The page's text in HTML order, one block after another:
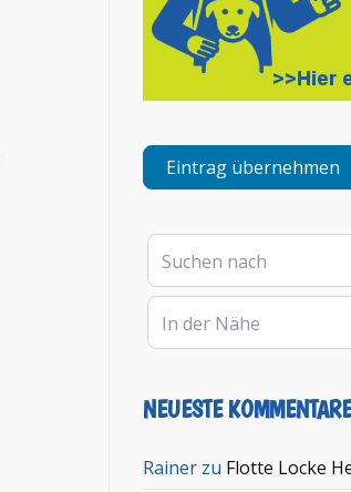
Eintrag übernehmen
Suchen nach
In der Nähe
NEUESTE
Rainer zu Flotte Locke